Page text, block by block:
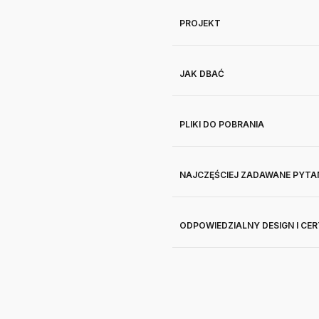
PROJEKT
JAK DBAĆ
PLIKI DO POBRANIA
NAJCZĘŚCIEJ ZADAWANE
ODPOWIEDZIALNY DESIGN I